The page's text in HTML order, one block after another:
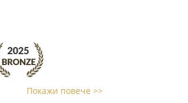
Покажи повече >>